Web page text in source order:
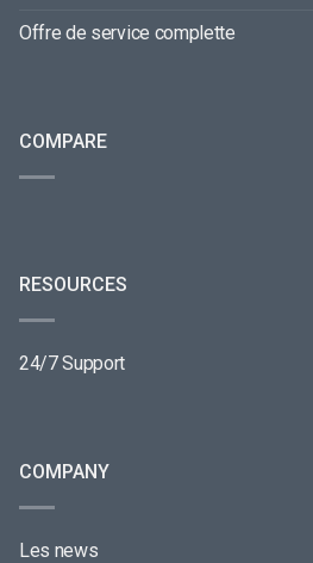
Offre de service complette
COMPARE
RESOURCES
24/7 Support
COMPANY
Les news